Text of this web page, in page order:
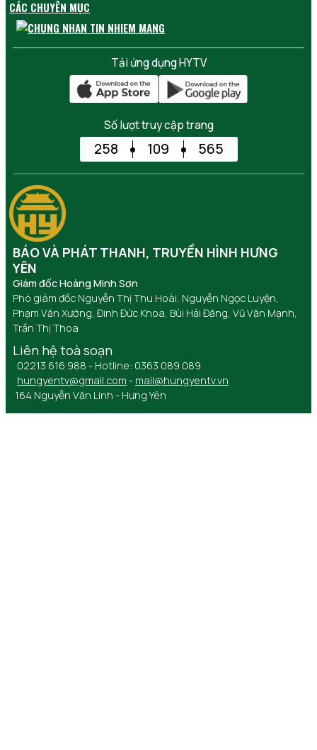
CÁC CHUYÊN MỤC
Tải ứng dụng HYTV
Số lượt truy cập trang
258 109 565
BÁO VÀ PHÁT THANH, TRUYỀN HÌNH HƯNG
YÊN
Giám đốc Hoàng Minh Sơn
Phó giám đốc Nguyễn Thị Thu Hoài, Nguyễn Ngọc Luyện,
Phạm Văn Xướng, Đinh Đức Khoa, Bùi Hải Đăng, Vũ Văn Mạnh,
Trần Thị Thoa
Liên hệ toà soạn
02213 616 988 - Hotline: 0363 089 089
hungyentv@gmail.com - mail@hungyentv.vn
164 Nguyễn Văn Linh - Hưng Yên